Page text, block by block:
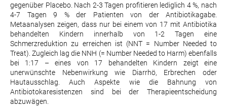
gegenüber Placebo. Nach 2-3 Tagen profitieren lediglich 4 %, nach
4-7 Tagen 9 % der Patienten von der Antibiotikagabe.
Metaanalysen zeigen, dass nur bei einem von 17 mit Antibiotika
behandelten Kindern innerhalb von 1-2 Tagen eine
Schmerzreduktion zu erreichen ist (NNT = Number Needed to
Treat). Zugleich lag die NNH (= Number Needed to Harm) ebenfalls
bei 1:17 – eines von 17 behandelten Kindern zeigt eine
unerwünschte Nebenwirkung wie Diarrhö, Erbrechen oder
Hautausschlag. Auch Aspekte wie die Bahnung von
Antibiotokaresistenzen sind bei der Therapieentscheidung
abzuwägen.